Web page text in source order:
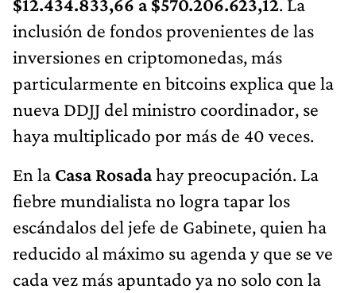
inclusión de fondos provenientes de las
inversiones en criptomonedas, más
particularmente en bitcoins explica que la
nueva DDJJ del ministro coordinador, se
haya multiplicado por más de 40 veces.
En la Casa Rosadahay preocupación. La
fiebre mundialista no logra tapar los
escándalos del jefe de Gabinete, quien ha
reducido al máximo su agenda y que se ve
cada vez más apuntado ya no solo con la